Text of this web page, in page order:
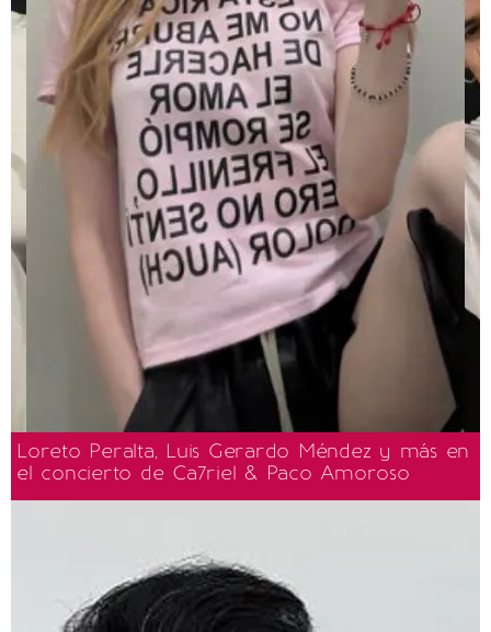
Loreto Peralta, Luis Gerardo Méndez y más en
el concierto de Ca7riel & Paco Amoroso